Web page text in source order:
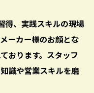
得、実践スキルの現場
ーカー様のお顔とな
おります。スタッフ
識や営業スキルを磨